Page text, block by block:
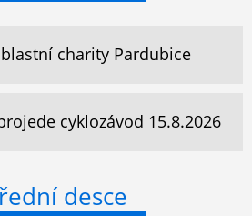
charity Pardubice
cyklozávod 15.8.2026
desce